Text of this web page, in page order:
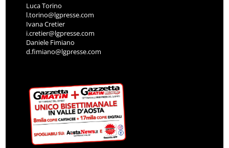
Luca Torino
l.torino@lgpresse.com
Ivana Cretier
i.cretier@lgpresse.com
Daniele Fimiano
d.fimiano@lgpresse.com